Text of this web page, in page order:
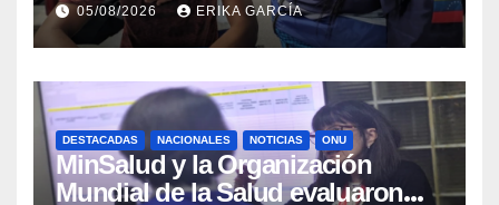
Aragua
05/08/2026 ERIKA GARCÍA
DESTACADAS NACIONALES NOTICIAS ONU
MinSalud y la Organización
Mundial de la Salud evaluaron